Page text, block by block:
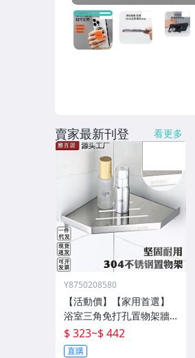
玩具、模型與公仔
男性精品與服飾
手錶與飾品配件
女包精品與女鞋
家電與影音視聽
賣家最新刊登 看更多
Y8750208580
【活動價】【家用首選】
浴室三角免打孔置物架牆
壁架子壁掛分層置物架衛
生間轉角架三角籃
$ 323~$ 442
直購